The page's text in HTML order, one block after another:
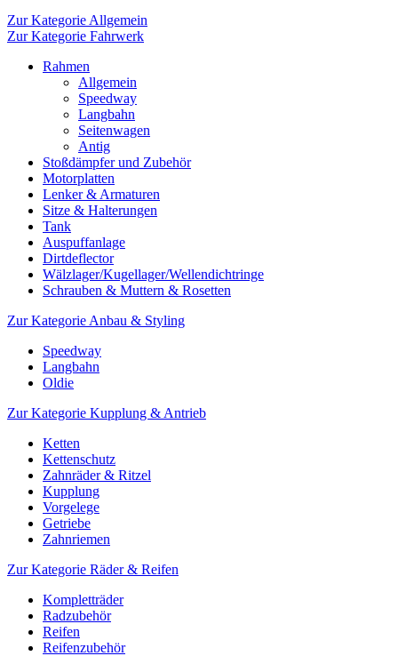
Zur Kategorie Allgemein
Zur Kategorie Fahrwerk
Rahmen
Allgemein
Speedway
Langbahn
Seitenwagen
Antig
Stoßdämpfer und Zubehör
Motorplatten
Lenker & Armaturen
Sitze & Halterungen
Tank
Auspuffanlage
Dirtdeflector
Wälzlager/Kugellager/Wellendichtringe
Schrauben & Muttern & Rosetten
Zur Kategorie Anbau & Styling
Speedway
Langbahn
Oldie
Zur Kategorie Kupplung & Antrieb
Ketten
Kettenschutz
Zahnräder & Ritzel
Kupplung
Vorgelege
Getriebe
Zahnriemen
Zur Kategorie Räder & Reifen
Kompletträder
Radzubehör
Reifen
Reifenzubehör